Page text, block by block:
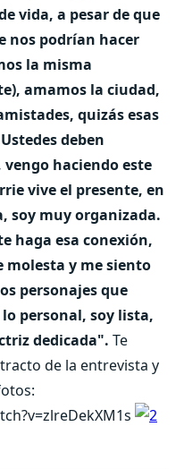
vida, a pesar de que
nos podrían hacer
la misma
amamos la ciudad,
quizás esas
deben
haciendo este
vive el presente, en
soy muy organizada.
haga esa conexión,
molesta y me siento
personajes que
personal, soy lista,
dedicada". Te
de la entrevista y